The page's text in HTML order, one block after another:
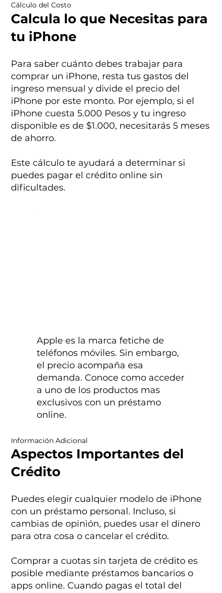
Información Adicional
Aspectos Importantes del
Crédito
Puedes elegir cualquier modelo de iPhone
con un préstamo personal. Incluso, si
cambias de opinión, puedes usar el dinero
para otra cosa o cancelar el crédito.
Comprar a cuotas sin tarjeta de crédito es
posible mediante préstamos bancarios o
apps online. Cuando pagas el total del
Apple es la marca fetiche de
teléfonos móviles. Sin embargo,
el precio acompaña esa
demanda. Conoce como acceder
a uno de los productos mas
exclusivos con un préstamo
online.
Cálculo del Costo
Calcula lo que Necesitas para
tu iPhone
Para saber cuánto debes trabajar para
comprar un iPhone, resta tus gastos del
ingreso mensual y divide el precio del
iPhone por este monto. Por ejemplo, si el
iPhone cuesta 5.000 Pesos y tu ingreso
disponible es de $1.000, necesitarás 5 meses
de ahorro.
Este cálculo te ayudará a determinar si
puedes pagar el crédito online sin
dificultades.